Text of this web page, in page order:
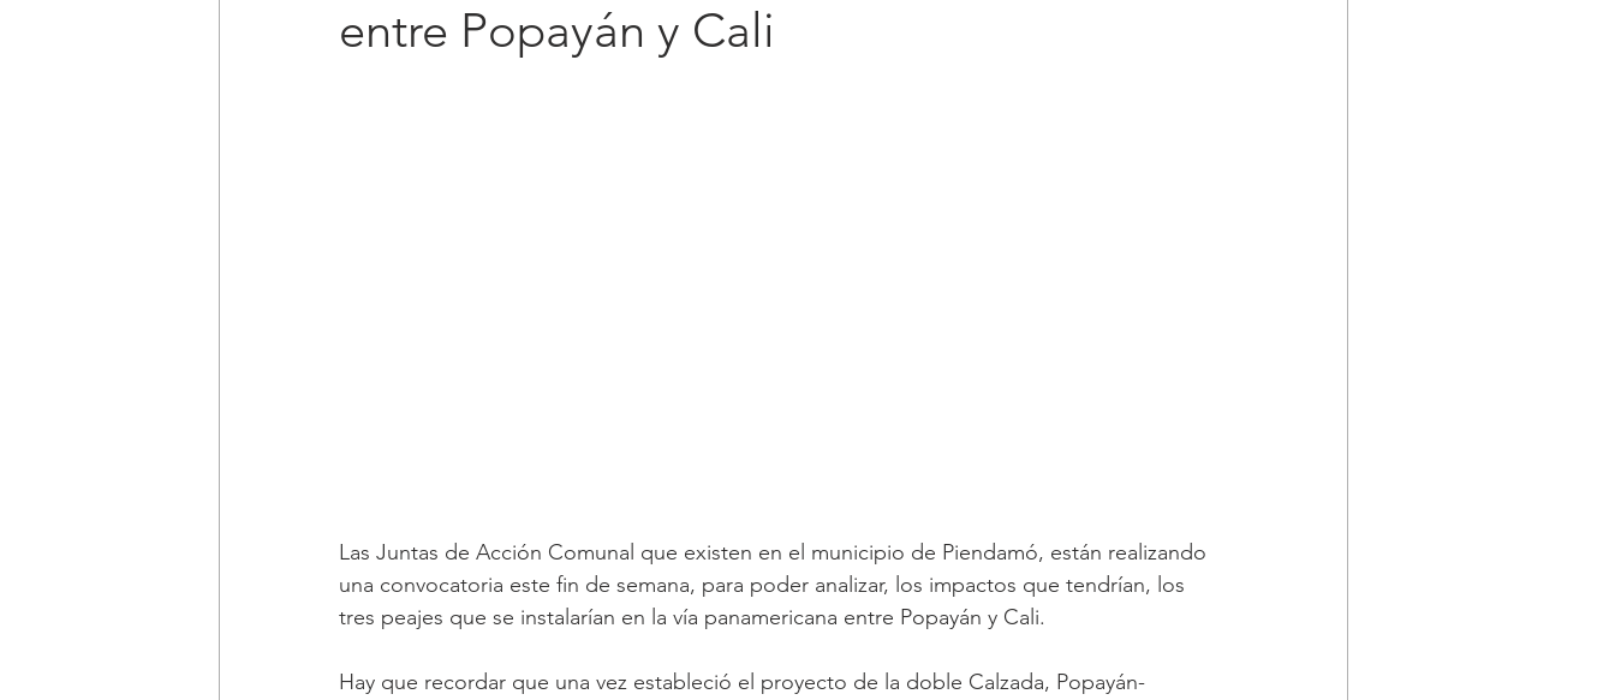
entre Popayán y Cali
Las Juntas de Acción Comunal que existen en el municipio de Piendamó, están realizando
una convocatoria este fin de semana, para poder analizar, los impactos que tendrían, los
tres peajes que se instalarían en la vía panamericana entre Popayán y Cali.
Hay que recordar que una vez estableció el proyecto de la doble Calzada, Popayán-